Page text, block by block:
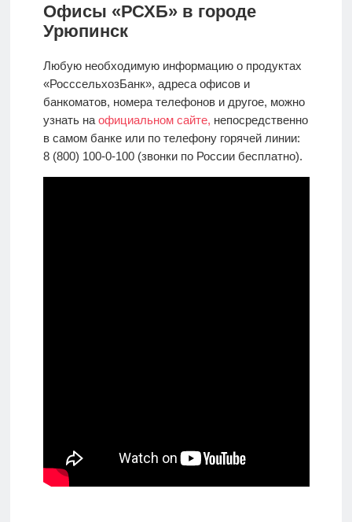
Офисы «РСХБ» в городе
Урюпинск
Любую необходимую информацию о продуктах
«РосссельхозБанк», адреса офисов и
банкоматов, номера телефонов и другое, можно
узнать на официальном сайте, непосредственно
в самом банке или по телефону горячей линии:
8 (800) 100-0-100 (звонки по России бесплатно).